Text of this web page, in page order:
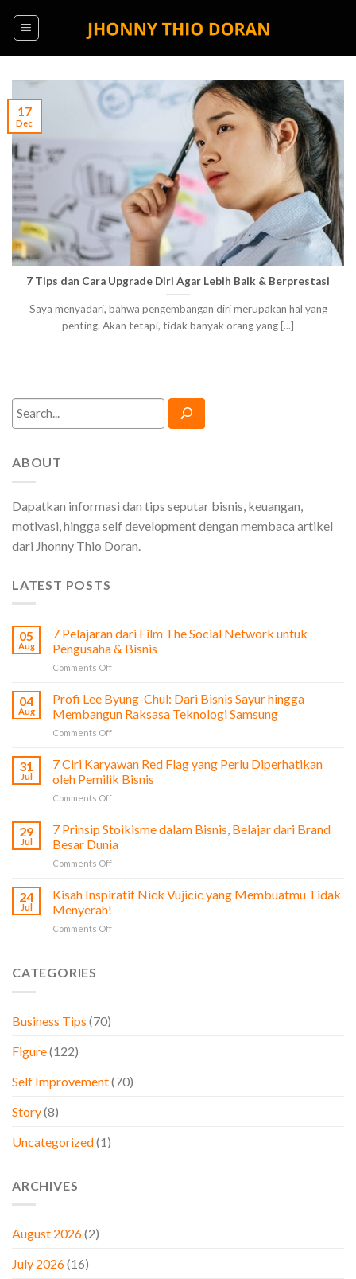
7 Tips dan Cara Upgrade Diri Agar Lebih Baik & Berprestasi
Saya menyadari, bahwa pengembangan diri merupakan hal yang
penting. Akan tetapi, tidak banyak orang yang [...]
17
Dec
Search
ABOUT
Dapatkan informasi dan tips seputar bisnis, keuangan,
motivasi, hingga self development dengan membaca artikel
dari Jhonny Thio Doran.
LATEST POSTS
05
Aug
7 Pelajaran dari Film The Social Network untuk
Pengusaha & Bisnis
Comments Offon
Pelajaran
dari
Film
The
Network
untuk
04
Aug
Profi Lee Byung-Chul: Dari Bisnis Sayur hingga
Membangun Raksasa Teknologi Samsung
Comments Offon
Chul:
Dari
Sayur
Samsung
31
Jul
7 Ciri Karyawan Red Flag yang Perlu Diperhatikan
oleh Pemilik Bisnis
Comments Offon
Ciri
Red
Flag
Perlu
29
Jul
7 Prinsip Stoikisme dalam Bisnis, Belajar dari Brand
Besar Dunia
Comments Offon
Prinsip
Bisnis,
24
Jul
Kisah Inspiratif Nick Vujicic yang Membuatmu Tidak
Menyerah!
Comments Offon
CATEGORIES
Business Tips (70)
Figure(122)
Self Improvement(70)
Story(8)
Uncategorized(1)
ARCHIVES
August 2026(2)
July 2026(16)